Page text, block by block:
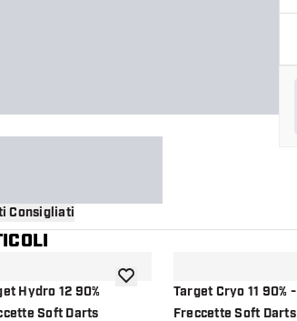
Consigliati
dei desideri
Hydro 12 90%
Soft Darts
aggiungi alla lista dei desideri
Target Cryo 11 90% -
Freccette Soft Darts